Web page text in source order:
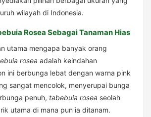
wilayah di Indonesia.
Rosea Sebagai Tanaman Hias
utama mengapa banyak orang
rosea adalah keindahan
ini berbunga lebat dengan warna pink
sangat mencolok, menyerupai bunga
penuh, tabebuia rosea seolah
utama di mana pun ia ditanam.